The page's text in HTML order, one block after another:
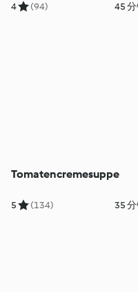
4 (94) 45
Tomatencremesuppe
5 (134) 35